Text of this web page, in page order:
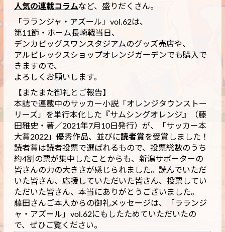
人気の連載コラムなど、盛りだくさん。
「ラランジャ・アズール」vol.62は、
第11節・ホーム長崎戦当日、
デンカビッグスワンスタジアムのグッズ売店や、
アルビレックスショップオレンジガーデンでも購入で
きますので、
よろしくお願いします。
【またまた御礼とご報告】
本誌で連載中のサッカー小説「オレンジタウンストー
リーズ」を単行本化した『サムシングオレンジ』（藤
田雅史・著／2021年7月10日発行）が、「サッカー本
大賞2022」優秀作品、並びに読者賞を受賞しました！
読者賞は読者投票で選ばれるもので、投票総数のうち
約4割の票が集中したことからも、新潟サポーターの
皆さんの力の大きさが感じられました。読んでいただ
いた皆さん、応援していただいた皆さん、投票してい
ただいた皆さん、本当にありがとうございました。
藤田さんご本人からの御礼メッセージは、「ラランジ
ャ・アズール」vol.62にもしたためていただいたの
で、ぜひご覧ください。